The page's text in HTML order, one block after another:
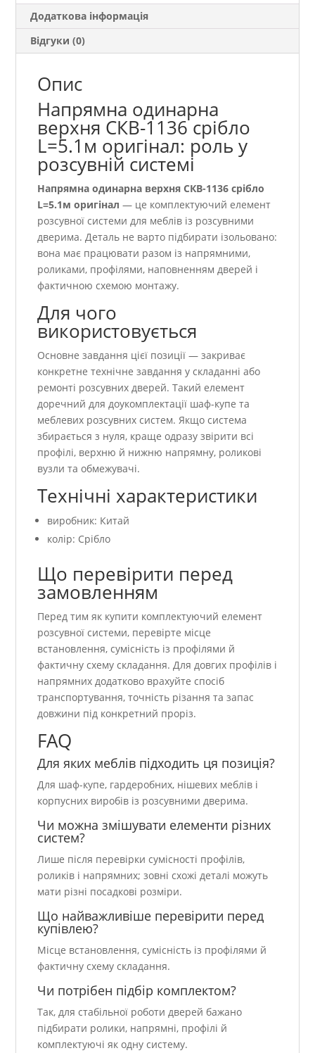
Додаткова інформація
Відгуки (0)
Опис
Напрямна одинарна
верхня СКВ-1136 срібло
L=5.1м оригінал: роль у
розсувній системі
Напрямна одинарна верхня СКВ-1136 срібло
L=5.1м оригінал — це комплектуючий елемент
розсувної системи для меблів із розсувними
дверима. Деталь не варто підбирати ізольовано:
вона має працювати разом із напрямними,
роликами, профілями, наповненням дверей і
фактичною схемою монтажу.
Для чого
використовується
Основне завдання цієї позиції — закриває
конкретне технічне завдання у складанні або
ремонті розсувних дверей. Такий елемент
доречний для доукомплектації шаф-купе та
меблевих розсувних систем. Якщо система
збирається з нуля, краще одразу звірити всі
профілі, верхню й нижню напрямну, роликові
вузли та обмежувачі.
Технічні характеристики
виробник: Китай
колір: Срібло
Що перевірити перед
замовленням
Перед тим як купити комплектуючий елемент
розсувної системи, перевірте місце
встановлення, сумісність із профілями й
фактичну схему складання. Для довгих профілів і
напрямних додатково врахуйте спосіб
транспортування, точність різання та запас
довжини під конкретний проріз.
FAQ
Для яких меблів підходить ця позиція?
Для шаф-купе, гардеробних, нішевих меблів і
корпусних виробів із розсувними дверима.
Чи можна змішувати елементи різних
систем?
Лише після перевірки сумісності профілів,
роликів і напрямних; зовні схожі деталі можуть
мати різні посадкові розміри.
Що найважливіше перевірити перед
купівлею?
Місце встановлення, сумісність із профілями й
фактичну схему складання.
Чи потрібен підбір комплектом?
Так, для стабільної роботи дверей бажано
підбирати ролики, напрямні, профілі й
комплектуючі як одну систему.